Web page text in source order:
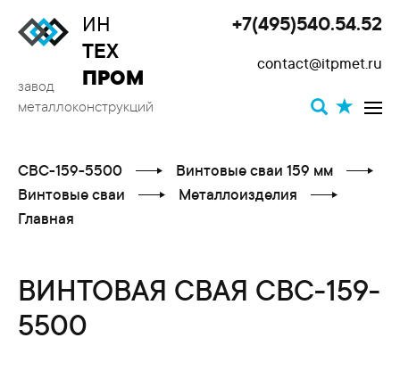
ИН
ТЕХ
ПРОМ
завод
металлоконструкций
+7(495)540.54.52
contact@itpmet.ru
СВС-159-5500
Винтовые сваи 159 мм
Винтовые сваи
Металлоизделия
Главная
ВИНТОВАЯ СВАЯ СВС-159-
5500